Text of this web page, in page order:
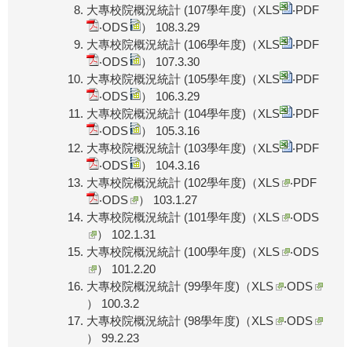
大專校院概況統計 (107學年度)（XLS ‧PDF
‧ODS
） 108.3.29
大專校院概況統計 (106學年度)（XLS ‧PDF
‧ODS
） 107.3.30
大專校院概況統計 (105學年度)（XLS ‧PDF
‧ODS
） 106.3.29
大專校院概況統計 (104學年度)（XLS ‧PDF
‧ODS
） 105.3.16
大專校院概況統計 (103學年度)（XLS ‧PDF
‧ODS
） 104.3.16
大專校院概況統計 (102學年度)（XLS ‧PDF
‧ODS
） 103.1.27
大專校院概況統計 (101學年度)（XLS ‧ODS
） 102.1.31
大專校院概況統計 (100學年度)（XLS ‧ODS
） 101.2.20
大專校院概況統計 (99學年度)（XLS ‧ODS
） 100.3.2
大專校院概況統計 (98學年度)（XLS ‧ODS
） 99.2.23